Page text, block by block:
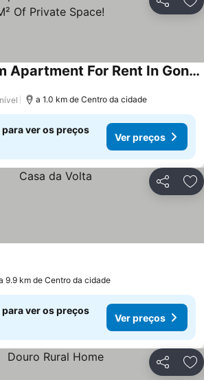
Partilhar
Cozy 1-bedroom Apartment For Rent In Gondomar - 123 M² Of Private Space!
a 1.0 km de Centro da cidade
ver os preços
Ver preços
Partilhar
9.9 km de Centro da cidade
ver os preços
Ver preços
Partilhar